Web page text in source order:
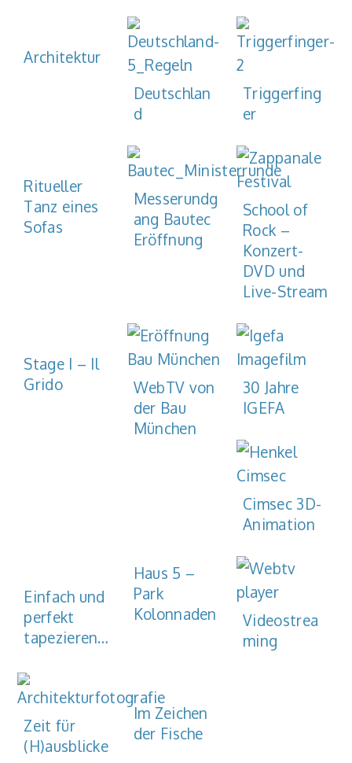
Architektur
Deutschlan
d
Triggerfing
er
Ritueller
Tanz eines
Sofas
Messerundg
ang Bautec
Eröffnung
School of
Rock –
Konzert-
DVD und
Live-Stream
Stage I – Il
Grido
WebTV von
der Bau
München
30 Jahre
IGEFA
Cimsec 3D-
Animation
Einfach und
perfekt
tapezieren…
Haus 5 –
Park
Kolonnaden
Videostrea
ming
Zeit für
(H)ausblicke
Im Zeichen
der Fische